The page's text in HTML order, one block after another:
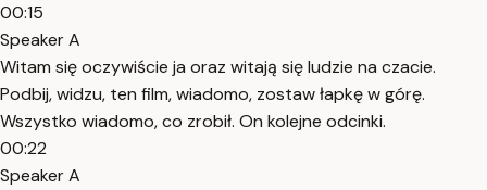
00:15
Speaker A
Witam się oczywiście ja oraz witają się ludzie na czacie.
Podbij, widzu, ten film, wiadomo, zostaw łapkę w górę.
Wszystko wiadomo, co zrobił. On kolejne odcinki.
00:22
Speaker A